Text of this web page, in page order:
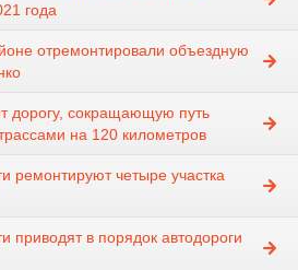
года
отремонтировали объездную
дорогу, сокращающую путь
на 120 километров
ремонтируют четыре участка
приводят в порядок автодороги